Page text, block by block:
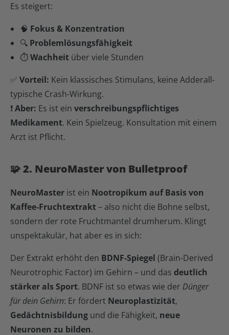
Es steigert:
🧠 Fokus & Konzentration
🔍 Problemlösungsfähigkeit
⏱Wachheit über viele Stunden
✅ Vorteil: Kein klassisches Stimulans, keine Adderall-
typische Crash-Wirkung.
❗️Aber: Es ist ein verschreibungspflichtiges
Medikament. Kein Spielzeug. Konsultation mit einem
Arzt ist Pflicht.
🧩 2. NeuroMaster von Bulletproof
NeuroMaster ist ein Nootropikum auf Basis von
Kaffee-Fruchtextrakt– also nicht die Bohne selbst,
sondern der rote Fruchtmantel drumherum. Klingt
unspektakulär, hat aber es in sich:
Der Extrakt erhöht den BDNF-Spiegel (Brain-Derived
Neurotrophic Factor) im Gehirn – und das deutlich
stärker als Sport. BDNF ist so etwas wie der Dünger
für dein Gehirn: Er fördert Neuroplastizität,
Gedächtnisbildung und die Fähigkeit, neue
Neuronen zu bilden.